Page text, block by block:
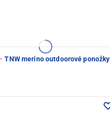
· TNW merino outdoorové ponožky